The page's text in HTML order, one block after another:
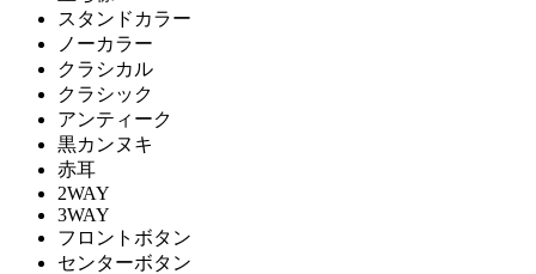
スタンドカラー
ノーカラー
クラシカル
クラシック
アンティーク
黒カンヌキ
赤耳
2WAY
3WAY
フロントボタン
センターボタン